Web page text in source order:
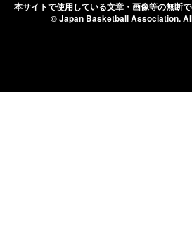
本サイトで使用している文章・画像等の無断
© Japan Basketball Association.